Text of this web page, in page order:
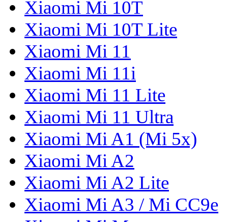
Xiaomi Mi 10T
Xiaomi Mi 10T Lite
Xiaomi Mi 11
Xiaomi Mi 11i
Xiaomi Mi 11 Lite
Xiaomi Mi 11 Ultra
Xiaomi Mi A1 (Mi 5x)
Xiaomi Mi A2
Xiaomi Mi A2 Lite
Xiaomi Mi A3 / Mi CC9e